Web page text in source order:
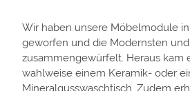
Wir haben unsere Möbelmodule
geworfen und die Modernsten
zusammengewürfelt. Heraus kam
wahlweise einem Keramik- oder
Mineralgusswaschtisch. Zudem